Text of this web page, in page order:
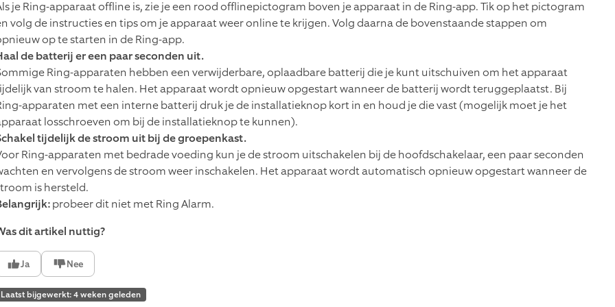
je Ring-apparaat offline is, zie je een rood offlinepictogram boven je apparaat in de Ring-app. Tik op het pictogram
volg de instructies en tips om je apparaat weer online te krijgen. Volg daarna de bovenstaande stappen om
op te starten in de Ring-app.
de batterij er een paar seconden uit.
Ring-apparaten hebben een verwijderbare, oplaadbare batterij die je kunt uitschuiven om het apparaat
van stroom te halen. Het apparaat wordt opnieuw opgestart wanneer de batterij wordt teruggeplaatst. Bij
apparaten met een interne batterij druk je de installatieknop kort in en houd je die vast (mogelijk moet je het
losschroeven om bij de installatieknop te kunnen).
tijdelijk de stroom uit bij de groepenkast.
Ring-apparaten met bedrade voeding kun je de stroom uitschakelen bij de hoofdschakelaar, een paar seconden
en vervolgens de stroom weer inschakelen. Het apparaat wordt automatisch opnieuw opgestart wanneer de
is hersteld.
probeer dit niet met Ring Alarm.
dit artikel nuttig?
Ja Nee
Laatst bijgewerkt: 4 weken geleden